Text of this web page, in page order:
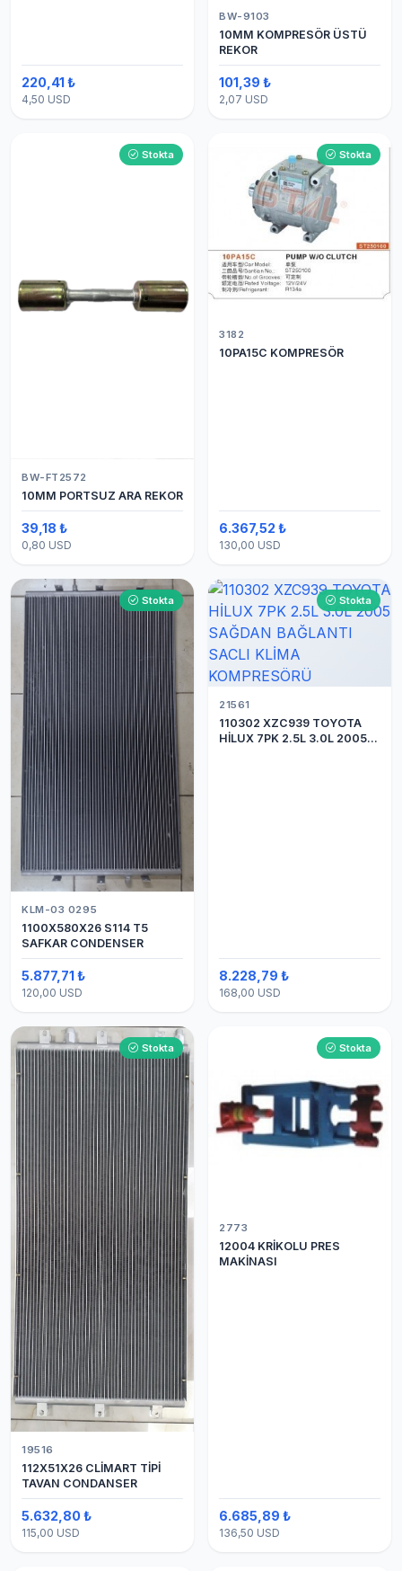
220,41 ₺
4,50 USD
BW-9103
10MM KOMPRESÖR ÜSTÜ
REKOR
101,39 ₺
2,07 USD
Stokta
BW-FT2572
10MM PORTSUZ ARA REKOR
39,18 ₺
0,80 USD
Stokta
3182
10PA15C KOMPRESÖR
6.367,52 ₺
130,00 USD
Stokta
KLM-03 0295
1100X580X26 S114 T5
SAFKAR CONDENSER
5.877,71 ₺
120,00 USD
Stokta
21561
110302 XZC939 TOYOTA
HİLUX 7PK 2.5L 3.0L 2005
8.228,79 ₺
168,00 USD
Stokta
19516
112X51X26 CLİMART TİPİ
TAVAN CONDANSER
5.632,80 ₺
115,00 USD
Stokta
2773
12004 KRİKOLU PRES
MAKİNASI
6.685,89 ₺
136,50 USD